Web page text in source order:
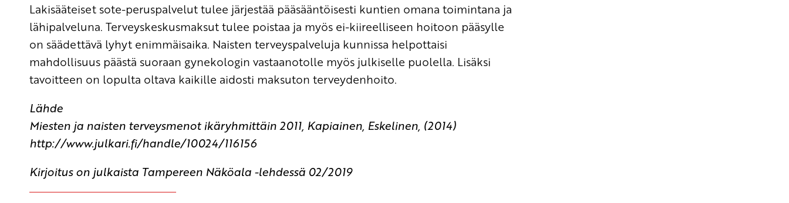
Lakisääteiset sote-peruspalvelut tulee järjestää pääsääntöisesti kuntien omana toimintana ja
lähipalveluna. Terveyskeskusmaksut tulee poistaa ja myös ei-kiireelliseen hoitoon pääsylle
on säädettävä lyhyt enimmäisaika. Naisten terveyspalveluja kunnissa helpottaisi
mahdollisuus päästä suoraan gynekologin vastaanotolle myös julkiselle puolella. Lisäksi
tavoitteen on lopulta oltava kaikille aidosti maksuton terveydenhoito.
Lähde
Miesten ja naisten terveysmenot ikäryhmittäin 2011, Kapiainen, Eskelinen, (2014)
http://www.julkari.fi/handle/10024/116156
Kirjoitus on julkaista Tampereen Näköala -lehdessä 02/2019